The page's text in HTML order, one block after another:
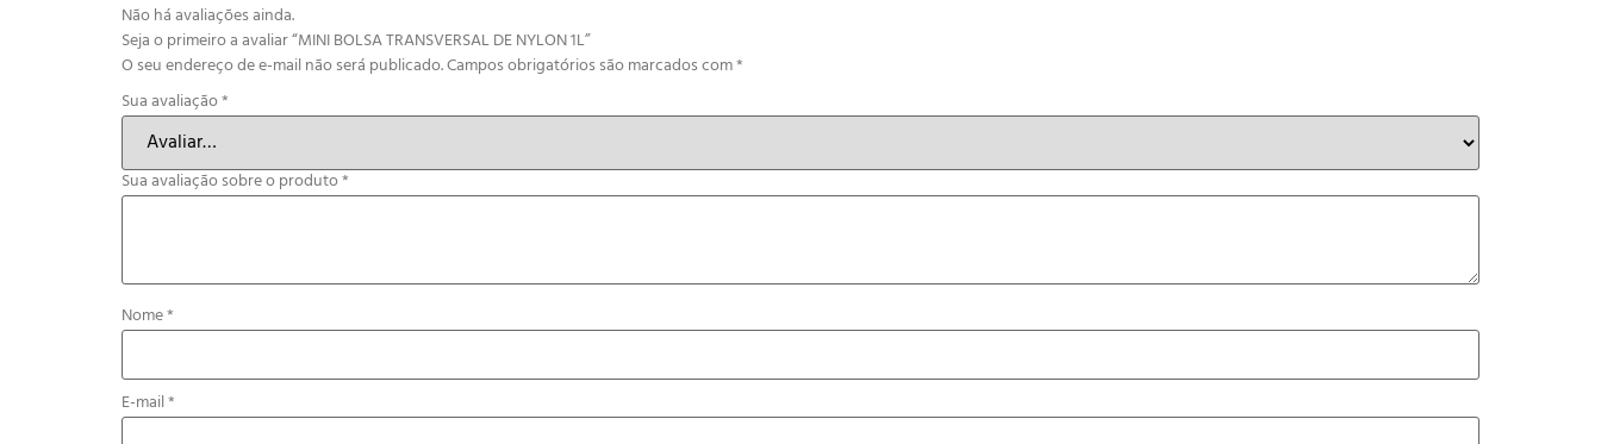
Não há avaliações ainda.
Seja o primeiro a avaliar “MINI BOLSA TRANSVERSAL DE NYLON 1L”
O seu endereço de e-mail não será publicado.Campos obrigatórios são marcados com*
Sua avaliação*
Sua avaliação sobre o produto*
Nome*
E-mail*